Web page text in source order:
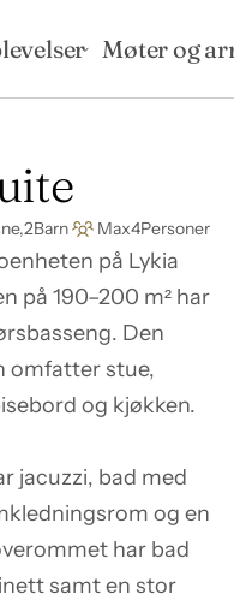
Møter og
2Barn Max4Personer
på Lykia
på 190–200 m² har
Den
omfatter stue,
og kjøkken.
jacuzzi, bad med
og en
har bad
samt en stor